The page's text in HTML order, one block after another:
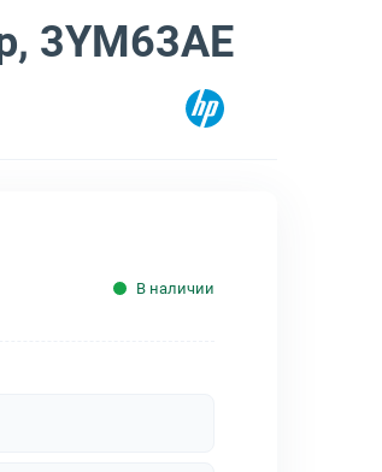
3YM63AE
В наличии